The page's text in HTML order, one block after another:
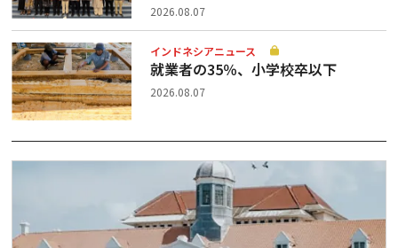
2026.08.07
インドネシアニュース
就業者の35％、小学校卒以下
2026.08.07